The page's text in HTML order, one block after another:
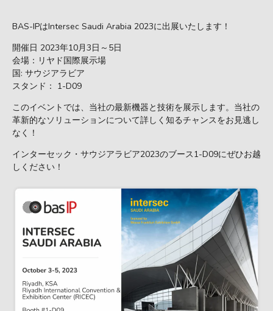
BAS-IPはIntersec Saudi Arabia 2023に出展いたします！
開催日 2023年10月3日～5日
会場：リヤド国際展示場
国: サウジアラビア
スタンド： 1-D09
このイベントでは、当社の最新機器と技術を展示します。当社の
革新的なソリューションについて詳しく知るチャンスをお見逃し
なく！
インターセック・サウジアラビア2023のブース1-D09にぜひお越
しください！